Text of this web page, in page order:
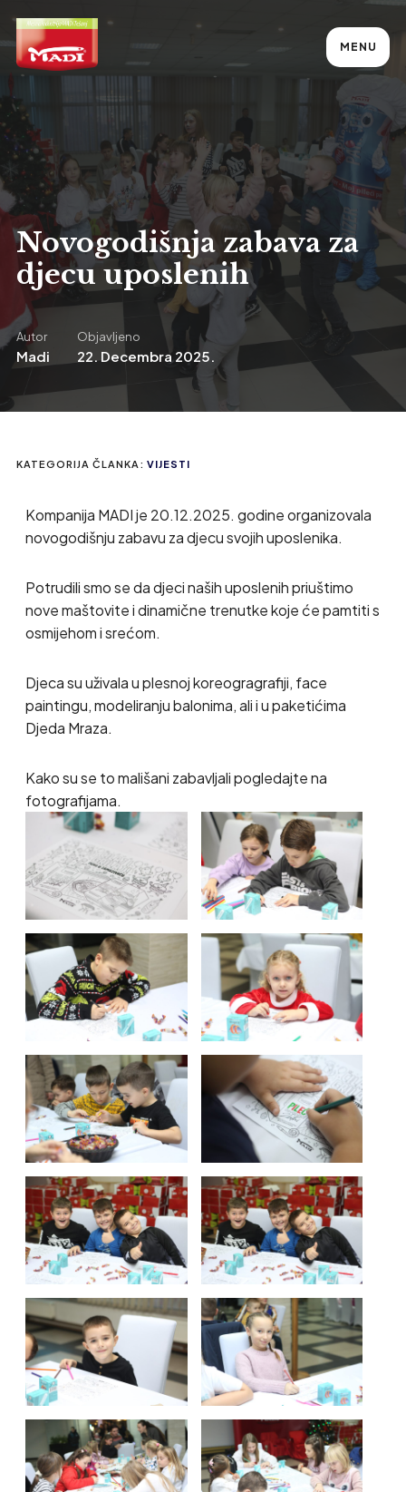
MENU
Novogodišnja zabava za
djecu uposlenih
Autor
Madi
Objavljeno
22. Decembra 2025.
KATEGORIJA ČLANKA: VIJESTI
Kompanija MADI je 20.12.2025. godine organizovala
novogodišnju zabavu za djecu svojih uposlenika.
Potrudili smo se da djeci naših uposlenih priuštimo
nove maštovite i dinamične trenutke koje će pamtiti s
osmijehom i srećom.
Djeca su uživala u plesnoj koreogragrafiji, face
paintingu, modeliranju balonima, ali i u paketićima
Djeda Mraza.
Kako su se to mališani zabavljali pogledajte na
fotografijama.